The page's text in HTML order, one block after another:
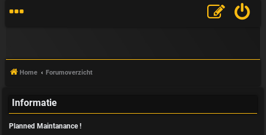
V
Home Forumoverzicht
Informatie
Planned Maintanance !